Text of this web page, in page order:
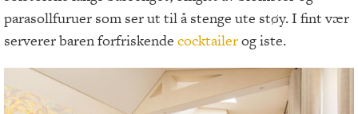
parasollfuruer som ser ut til å stenge ute støy. I fint vær
serverer baren forfriskende cocktailerog iste.